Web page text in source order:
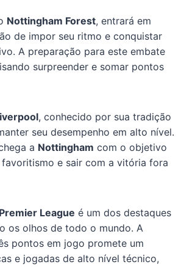
Nottingham Forest, entrará em
de impor seu ritmo e conquistar
A preparação para este embate
surpreender e somar pontos
, conhecido por sua tradição
seu desempenho em alto nível.
a Nottingham com o objetivo
e sair com a vitória fora
Premier League é um dos destaques
os olhos de todo o mundo. A
pontos em jogo promete um
e jogadas de alto nível técnico,